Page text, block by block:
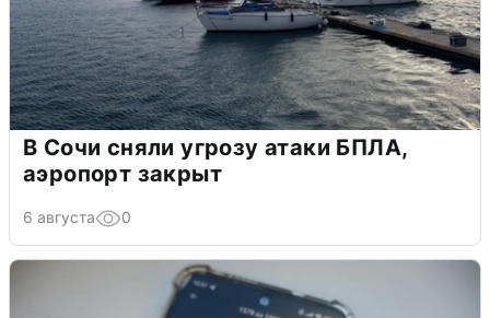
В Сочи сняли угрозу атаки БПЛА,
аэропорт закрыт
6 августа 0